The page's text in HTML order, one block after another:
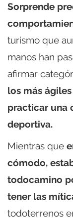
Sorprende
turismo que
manos han
afirmar
los más
practicar una
deportiva.
Mientras que
cómodo,
todocamino
tener las
todoterrenos